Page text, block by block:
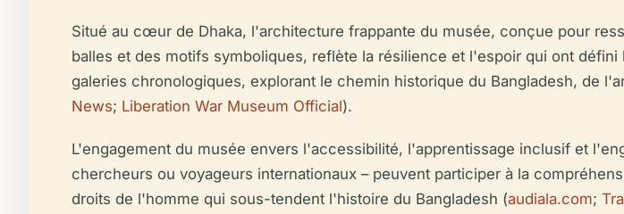
Situé au cœur de Dhaka, l'architecture frappante du musée, conçue pour
balles et des motifs symboliques, reflète la résilience et l'espoir qui ont
galeries chronologiques, explorant le chemin historique du Bangladesh, de
News; Liberation War Museum Official).
L'engagement du musée envers l'accessibilité, l'apprentissage inclusif et
chercheurs ou voyageurs internationaux – peuvent participer à la
droits de l'homme qui sous-tendent l'histoire du Bangladesh (audiala.com;